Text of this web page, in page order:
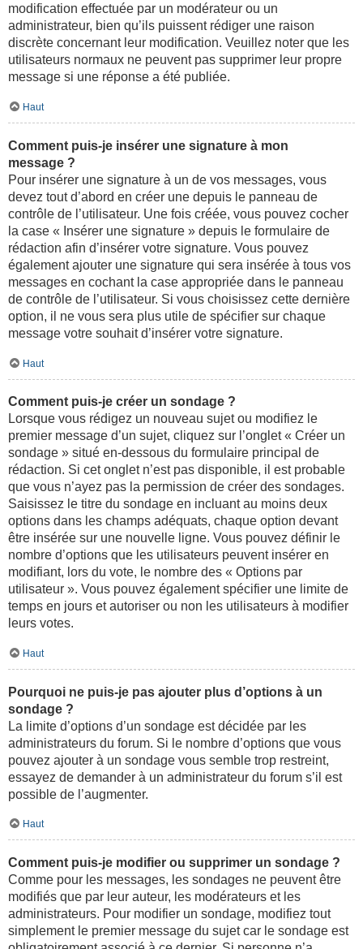
modification effectuée par un modérateur ou un
administrateur, bien qu’ils puissent rédiger une raison
discrète concernant leur modification. Veuillez noter que les
utilisateurs normaux ne peuvent pas supprimer leur propre
message si une réponse a été publiée.
Haut
Comment puis-je insérer une signature à mon
message ?
Pour insérer une signature à un de vos messages, vous
devez tout d’abord en créer une depuis le panneau de
contrôle de l’utilisateur. Une fois créée, vous pouvez cocher
la case « Insérer une signature » depuis le formulaire de
rédaction afin d’insérer votre signature. Vous pouvez
également ajouter une signature qui sera insérée à tous vos
messages en cochant la case appropriée dans le panneau
de contrôle de l’utilisateur. Si vous choisissez cette dernière
option, il ne vous sera plus utile de spécifier sur chaque
message votre souhait d’insérer votre signature.
Haut
Comment puis-je créer un sondage ?
Lorsque vous rédigez un nouveau sujet ou modifiez le
premier message d’un sujet, cliquez sur l’onglet « Créer un
sondage » situé en-dessous du formulaire principal de
rédaction. Si cet onglet n’est pas disponible, il est probable
que vous n’ayez pas la permission de créer des sondages.
Saisissez le titre du sondage en incluant au moins deux
options dans les champs adéquats, chaque option devant
être insérée sur une nouvelle ligne. Vous pouvez définir le
nombre d’options que les utilisateurs peuvent insérer en
modifiant, lors du vote, le nombre des « Options par
utilisateur ». Vous pouvez également spécifier une limite de
temps en jours et autoriser ou non les utilisateurs à modifier
leurs votes.
Haut
Pourquoi ne puis-je pas ajouter plus d’options à un
sondage ?
La limite d’options d’un sondage est décidée par les
administrateurs du forum. Si le nombre d’options que vous
pouvez ajouter à un sondage vous semble trop restreint,
essayez de demander à un administrateur du forum s’il est
possible de l’augmenter.
Haut
Comment puis-je modifier ou supprimer un sondage ?
Comme pour les messages, les sondages ne peuvent être
modifiés que par leur auteur, les modérateurs et les
administrateurs. Pour modifier un sondage, modifiez tout
simplement le premier message du sujet car le sondage est